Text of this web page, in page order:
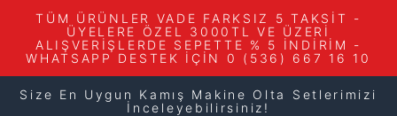
TÜM ÜRÜNLER VADE FARKSIZ 5 TAKSİT -
ÜYELERE ÖZEL 3000TL VE ÜZERİ
ALIŞVERİŞLERDE SEPETTE % 5 İNDİRİM -
WHATSAPP DESTEK İÇİN 0 (536) 667 16 10
Size En Uygun Kamış Makine Olta Setlerimizi
İnceleyebilirsiniz!